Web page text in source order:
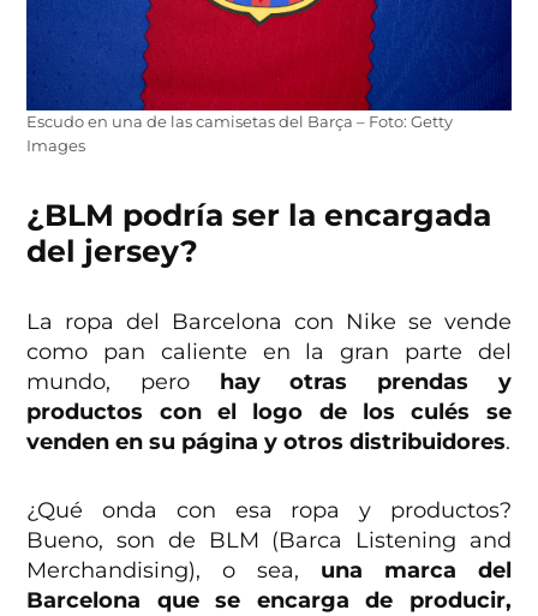
Escudo en una de las camisetas del Barça – Foto: Getty
Images
¿BLM podría ser la encargada
del jersey?
La ropa del Barcelona con Nike se vende
como pan caliente en la gran parte del
mundo, pero hay otras prendas y
productos con el logo de los culés se
venden en su página y otros distribuidores.
¿Qué onda con esa ropa y productos?
Bueno, son de BLM (Barca Listening and
Merchandising), o sea, una marca del
Barcelona que se encarga de producir,